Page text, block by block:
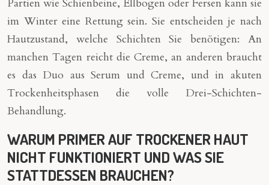
Partien wie Schienbeine, Ellbogen oder Fersen kann sie
im Winter eine Rettung sein. Sie entscheiden je nach
Hautzustand, welche Schichten Sie benötigen: An
manchen Tagen reicht die Creme, an anderen braucht
es das Duo aus Serum und Creme, und in akuten
Trockenheitsphasen die volle Drei-Schichten-
Behandlung.
WARUM PRIMER AUF TROCKENER HAUT
NICHT FUNKTIONIERT UND WAS SIE
STATTDESSEN BRAUCHEN?